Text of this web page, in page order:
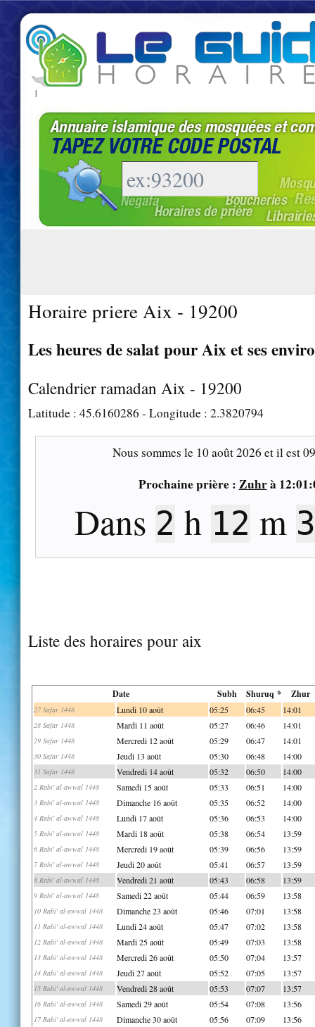
|
Horaire priere Aix - 19200
Les heures de salat pour Aix et ses
Calendrier ramadan Aix - 19200
Latitude : 45.6160286 - Longitude : 2.3820794
Nous sommes le 10 août 2026 et il est
Prochaine prière : Zuhrà
Dans 2 h 12 m
Liste des horaires pour aix
Date Subh Shuruq * Zhur
27 Safar 1448 Lundi 10 août 05:25 06:45 14:01
28 Safar 1448 Mardi 11 août 05:27 06:46 14:01
29 Safar 1448 Mercredi 12 août 05:29 06:47 14:01
30 Safar 1448 Jeudi 13 août 05:30 06:48 14:00
31 Safar 1448 Vendredi 14 août 05:32 06:50 14:00
2 Rabi' al-awwal 1448 Samedi 15 août 05:33 06:51 14:00
3 Rabi' al-awwal 1448 Dimanche 16 août 05:35 06:52 14:00
4 Rabi' al-awwal 1448 Lundi 17 août 05:36 06:53 14:00
5 Rabi' al-awwal 1448 Mardi 18 août 05:38 06:54 13:59
6 Rabi' al-awwal 1448 Mercredi 19 août 05:39 06:56 13:59
7 Rabi' al-awwal 1448 Jeudi 20 août 05:41 06:57 13:59
8 Rabi' al-awwal 1448 Vendredi 21 août 05:43 06:58 13:59
9 Rabi' al-awwal 1448 Samedi 22 août 05:44 06:59 13:58
10 Rabi' al-awwal 1448 Dimanche 23 août 05:46 07:01 13:58
11 Rabi' al-awwal 1448 Lundi 24 août 05:47 07:02 13:58
12 Rabi' al-awwal 1448 Mardi 25 août 05:49 07:03 13:58
13 Rabi' al-awwal 1448 Mercredi 26 août 05:50 07:04 13:57
14 Rabi' al-awwal 1448 Jeudi 27 août 05:52 07:05 13:57
15 Rabi' al-awwal 1448 Vendredi 28 août 05:53 07:07 13:57
16 Rabi' al-awwal 1448 Samedi 29 août 05:54 07:08 13:56
17 Rabi' al-awwal 1448 Dimanche 30 août 05:56 07:09 13:56